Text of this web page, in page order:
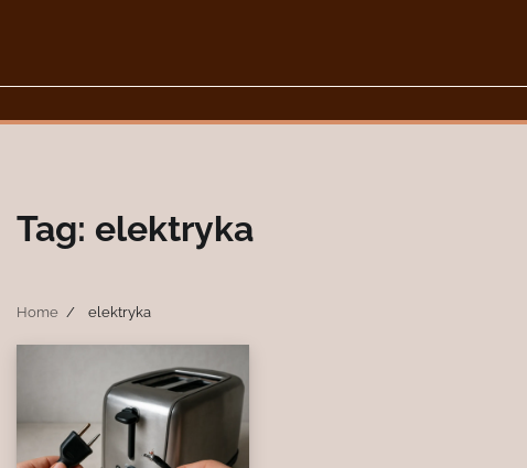
Tag: elektryka
Home elektryka